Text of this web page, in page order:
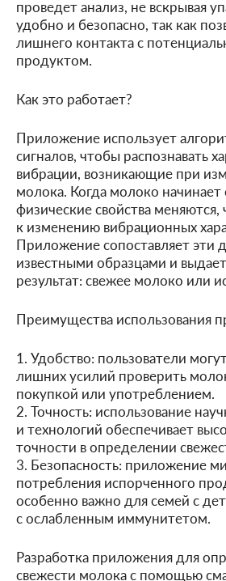
проведет анализ, не вскрывая
удобно и безопасно, так как
лишнего контакта с
продуктом.
Как это работает?
Приложение использует
сигналов, чтобы распознавать
вибрации, возникающие при
молока. Когда молоко начинает
физические свойства
к изменению вибрационных
Приложение сопоставляет эти
известными образцами и
результат: свежее молоко или
Преимущества использования
1. Удобство: пользователи
лишних усилий проверить
покупкой или употреблением.
2. Точность: использование
и технологий обеспечивает
точности в определении
3. Безопасность: приложение
потребления испорченного
особенно важно для семей с
с ослабленным иммунитетом.
Разработка приложения для
свежести молока с помощью